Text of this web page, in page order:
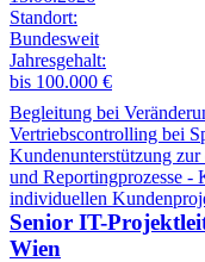
Standort:
Bundesweit
Jahresgehalt:
bis 100.000 €
Begleitung bei
Vertriebscontrolling bei
Kundenunterstützung
und Reportingprozesse -
individuellen
Senior IT-
Wien